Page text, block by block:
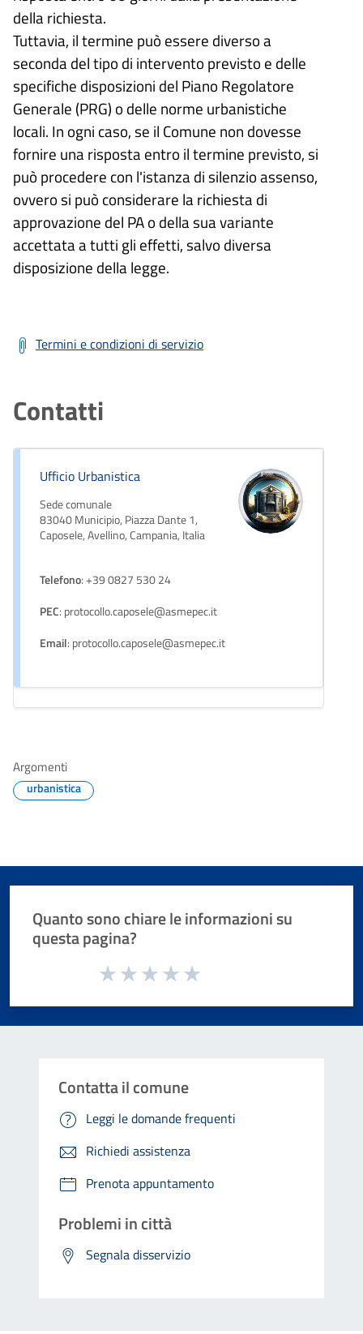
della richiesta.
Tuttavia, il termine può essere diverso a
seconda del tipo di intervento previsto e delle
specifiche disposizioni del Piano Regolatore
Generale (PRG) o delle norme urbanistiche
locali. In ogni caso, se il Comune non dovesse
fornire una risposta entro il termine previsto, si
può procedere con l'istanza di silenzio assenso,
ovvero si può considerare la richiesta di
approvazione del PA o della sua variante
accettata a tutti gli effetti, salvo diversa
disposizione della legge.
Termini e condizioni di servizio
Contatti
Ufficio Urbanistica
Sede comunale
83040 Municipio, Piazza Dante 1,
Caposele, Avellino, Campania, Italia
Telefono: +39 0827 530 24
PEC: protocollo.caposele@asmepec.it
Email: protocollo.caposele@asmepec.it
Argomenti
urbanistica
Quanto sono chiare le informazioni su
questa pagina?
Valuta da 1 a 5 stelle la pagina
Contatta il comune
Leggi le domande frequenti
Richiedi assistenza
Prenota appuntamento
Problemi in città
Segnala disservizio